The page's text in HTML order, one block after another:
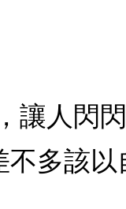
讓人閃
多該